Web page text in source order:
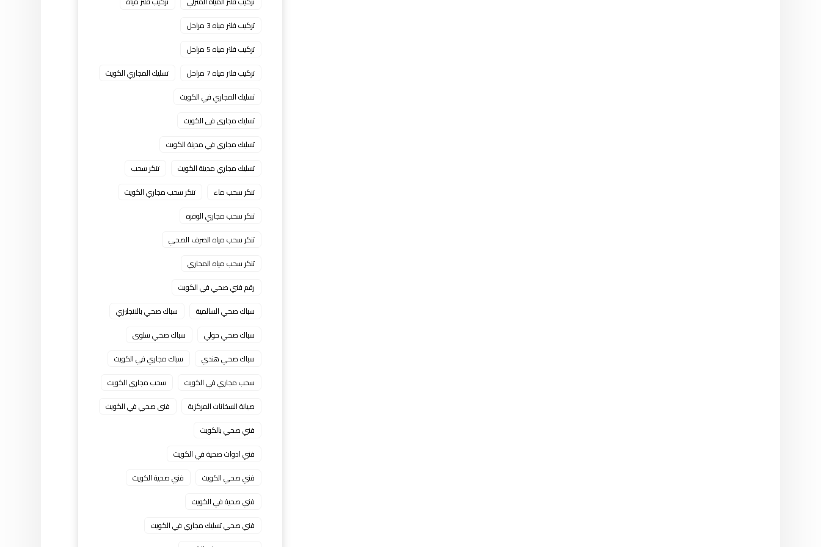
تركيب فلتر مياه 3 مراحل
تركيب فلتر مياه 5 مراحل
تركيب فلتر مياه 7 مراحل
تسليك المجاري الكويت
تسليك المجاري في الكويت
تسليك مجارى فى الكويت
تسليك مجاري في مدينة الكويت
تسليك مجاري مدينة الكويت
تنكر سحب
تنكر سحب ماء
تنكر سحب مجاري الكويت
تنكر سحب مجاري الوفره
تنكر سحب مياه الصرف الصحي
تنكر سحب مياه المجاري
رقم فني صحي في الكويت
سباك صحي السالمية
سباك صحي بالانجليزي
سباك صحي حولي
سباك صحي سلوى
سباك صحي هندي
سباك مجاري في الكويت
سحب مجاري في الكويت
سحب مجاري الكويت
صيانة السخانات المركزية
فنى صحي في الكويت
فني صحي بالكويت
فني ادوات صحية في الكويت
فني صحي الكويت
فني صحية الكويت
فني صحية في الكويت
فني صحي تسليك مجاري في الكويت